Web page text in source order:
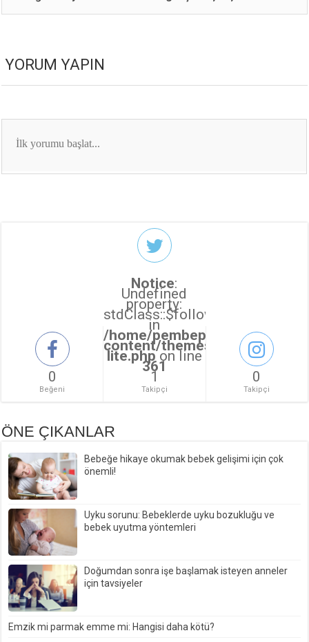
YORUM YAPIN
0
Beğeni
Notice:
Undefined
property:
stdClass::$followers_count
in
/home/pembepanter/
content/themes/sahifa/
lite.phpon line
361
1
Takipçi
0
Takipçi
ÖNE ÇIKANLAR
Bebeğe hikaye okumak bebek gelişimi için çok
önemli!
Uyku sorunu: Bebeklerde uyku bozukluğu ve
bebek uyutma yöntemleri
Doğumdan sonra işe başlamak isteyen anneler
için tavsiyeler
Emzik mi parmak emme mi: Hangisi daha kötü?